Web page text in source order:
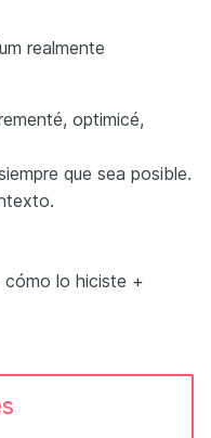
realmente
optimicé,
que sea posible.
lo hiciste +